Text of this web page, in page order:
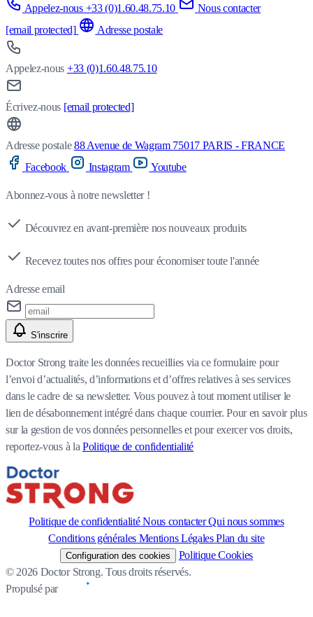
Appelez-nous +33 (0)1.60.48.75.10
Nous contacter
[email protected]
Adresse postale
Appelez-nous +33 (0)1.60.48.75.10
Écrivez-nous [email protected]
Adresse postale 88 Avenue de Wagram 75017 PARIS - FRANCE
Facebook
Instagram Youtube
Abonnez-vous à notre newsletter !
Découvrez en avant-première nos nouveaux produits
Recevez toutes nos offres pour économiser toute l'année
Adresse email
S'inscrire
Doctor Strong traite les données recueillies via ce formulaire pour
l’envoi d’actualités, d’informations et d’offres relatives à ses services
dans le cadre de sa newsletter. Vous pouvez à tout moment utiliser le
lien de désabonnement intégré dans chaque courrier. Pour en savoir plus
sur la gestion de vos données personnelles et pour exercer vos droits,
reportez-vous à la Politique de confidentialité
Politique de confidentialité Nous contacter Qui nous sommes
Conditions générales Mentions Légales Plan du site
Configuration des cookies
Politique Cookies
© 2026 Doctor Strong. Tous droits réservés.
Propulsé par